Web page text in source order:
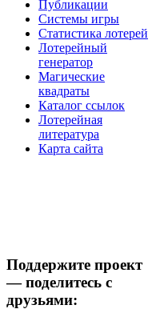
Публикации
Системы игры
Статистика лотерей
Лотерейный
генератор
Магические
квадраты
Каталог ссылок
Лотерейная
литература
Карта сайта
Поддержите проект
— поделитесь с
друзьями: